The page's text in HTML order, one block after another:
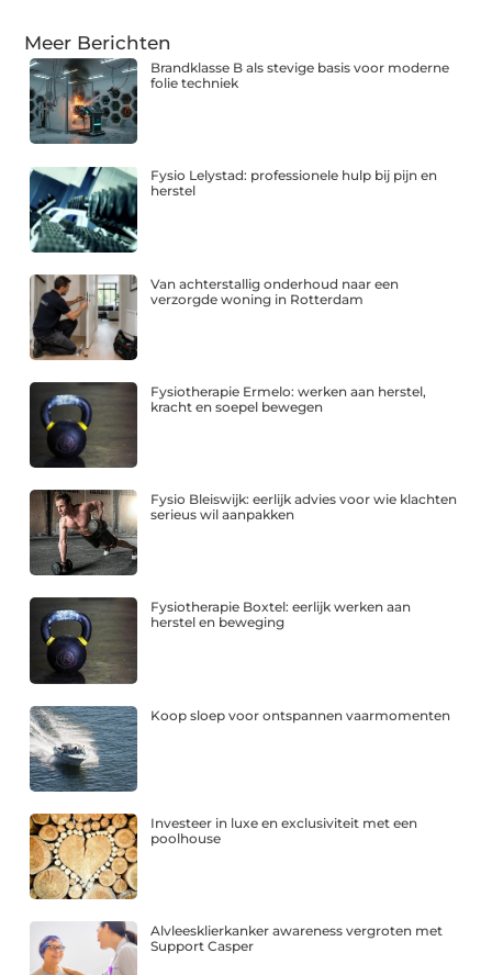
Meer Berichten
Brandklasse B als stevige basis voor moderne
folie techniek
Fysio Lelystad: professionele hulp bij pijn en
herstel
Van achterstallig onderhoud naar een
verzorgde woning in Rotterdam
Fysiotherapie Ermelo: werken aan herstel,
kracht en soepel bewegen
Fysio Bleiswijk: eerlijk advies voor wie klachten
serieus wil aanpakken
Fysiotherapie Boxtel: eerlijk werken aan
herstel en beweging
Koop sloep voor ontspannen vaarmomenten
Investeer in luxe en exclusiviteit met een
poolhouse
Alvleesklierkanker awareness vergroten met
Support Casper